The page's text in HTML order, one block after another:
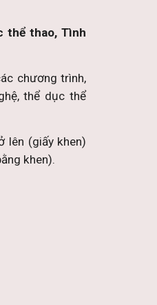
thể thao, Tình
chương trình,
thể dục thể
lên (giấy khen)
khen).